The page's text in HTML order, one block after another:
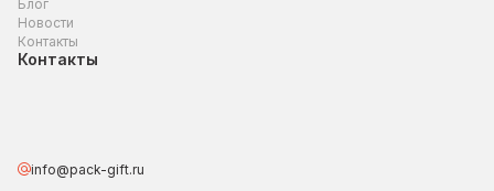
Блог
Новости
Контакты
Контакты
info@pack-gift.ru